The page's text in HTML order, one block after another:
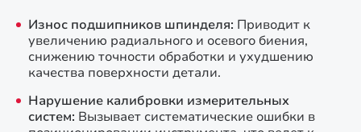
Износ подшипников шпинделя: Приводит к
увеличению радиального и осевого биения,
снижению точности обработки и ухудшению
качества поверхности детали.
Нарушение калибровки измерительных
систем: Вызывает систематические ошибки в